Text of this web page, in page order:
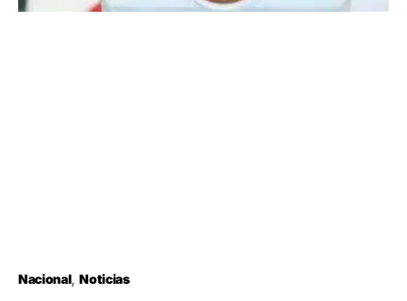
Nacional Noticias